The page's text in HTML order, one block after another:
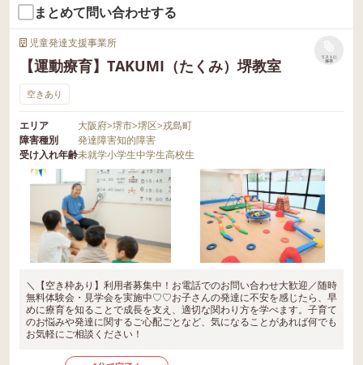
まとめて問い合わせする
児童発達支援事業所
【運動療育】TAKUMI（たくみ）堺教室
リストに
保存
空きあり
エリア 大阪府>堺市>堺区>戎島町
障害種別
発達障害知的障害
受け入れ年齢未就学小学生中学生高校生
＼【空き枠あり】利用者募集中！お電話でのお問い合わせ大歓迎／随時
無料体験会・見学会を実施中♡♡お子さんの発達に不安を感じたら、早
めに療育を知ることで成長を支え、適切な関わり方を学べます。子育て
のお悩みや発達に関するご心配ごとなど、気になることがあれば何でも
お気軽にご相談ください！